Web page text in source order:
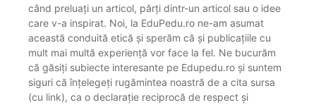
când preluați un articol, părți dintr-un articol sau o idee
care v-a inspirat. Noi, la EduPedu.ro ne-am asumat
această conduită etică și sperăm că și publicațiile cu
mult mai multă experiență vor face la fel. Ne bucurăm
că găsiți subiecte interesante pe Edupedu.ro și suntem
siguri că înțelegeți rugămintea noastră de a cita sursa
(cu link), ca o declarație reciprocă de respect și